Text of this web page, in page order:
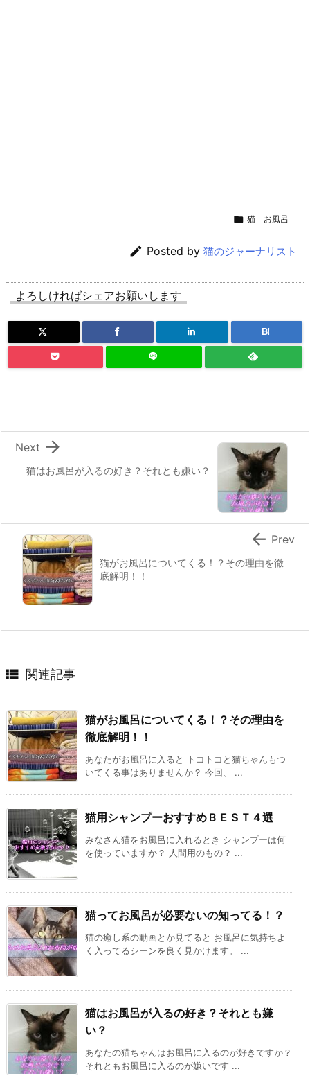
 猫 お風呂
 Posted by 猫のジャーナリスト
よろしければシェアお願いします
B!
猫はお風呂が入るの好き？それとも嫌い？

Next
猫がお風呂についてくる！？その理由を徹
底解明！！
 Prev
 関連記事
猫がお風呂についてくる！？その理由を
徹底解明！！
あなたがお風呂に入ると トコトコと猫ちゃんもつ
いてくる事はありませんか？ 今回、 ...
猫用シャンプーおすすめＢＥＳＴ４選
みなさん猫をお風呂に入れるとき シャンプーは何
を使っていますか？ 人間用のもの？ ...
猫ってお風呂が必要ないの知ってる！？
猫の癒し系の動画とか見てると お風呂に気持ちよ
く入ってるシーンを良く見かけます。 ...
猫はお風呂が入るの好き？それとも嫌
い？
あなたの猫ちゃんはお風呂に入るのが好きですか？
それともお風呂に入るのが嫌いです ...